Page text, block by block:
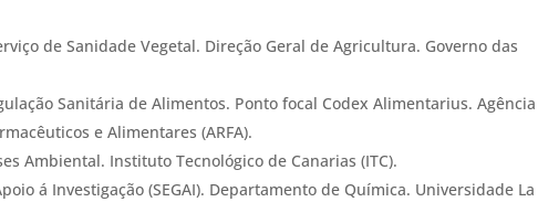
de Sanidade Vegetal. Direção Geral de Agricultura. Governo das
Sanitária de Alimentos. Ponto focal Codex Alimentarius. Agência
e Alimentares (ARFA).
Ambiental. Instituto Tecnológico de Canarias (ITC).
á Investigação (SEGAI). Departamento de Química. Universidade La